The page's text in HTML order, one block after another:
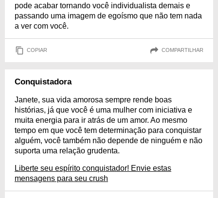
pode acabar tornando você individualista demais e
passando uma imagem de egoísmo que não tem nada
a ver com você.
COPIAR COMPARTILHAR
Conquistadora
Janete, sua vida amorosa sempre rende boas
histórias, já que você é uma mulher com iniciativa e
muita energia para ir atrás de um amor. Ao mesmo
tempo em que você tem determinação para conquistar
alguém, você também não depende de ninguém e não
suporta uma relação grudenta.
Liberte seu espírito conquistador! Envie estas
mensagens para seu crush